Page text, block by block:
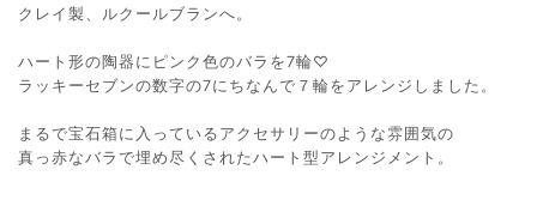
クレイ製、ルクールブランへ。
ハート形の陶器にピンク色のバラを7輪♡
ラッキーセブンの数字の7にちなんで７輪をアレンジしました。
まるで宝石箱に入っているアクセサリーのような雰囲気の
真っ赤なバラで埋め尽くされたハート型アレンジメント。